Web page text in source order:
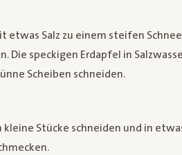
etwas Salz zu einem steifen
Die speckigen Erdapfel in
Scheiben schneiden.
kleine Stücke schneiden und in